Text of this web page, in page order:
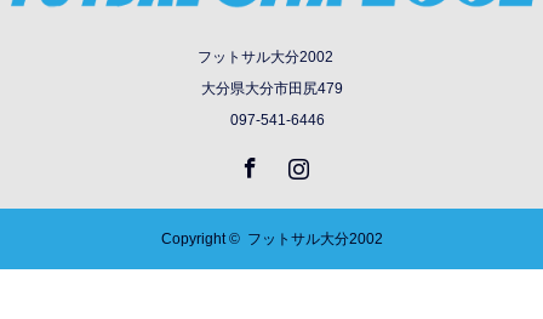
フットサル大分2002
大分県大分市田尻479
097-541-6446
Copyright © フットサル大分2002